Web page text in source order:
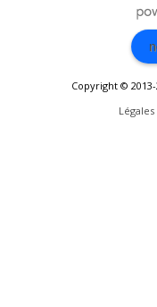
Copyright ©
Légales